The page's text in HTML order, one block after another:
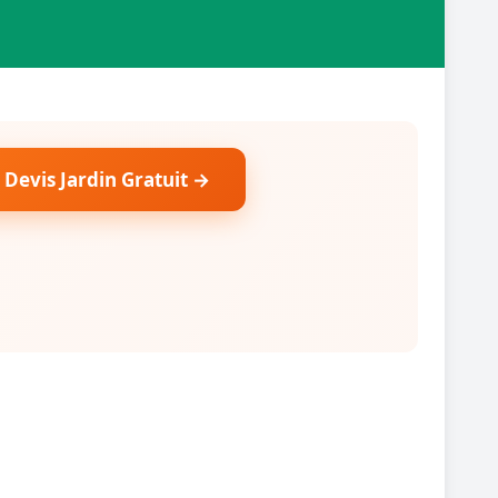
Jardin Gratuit →